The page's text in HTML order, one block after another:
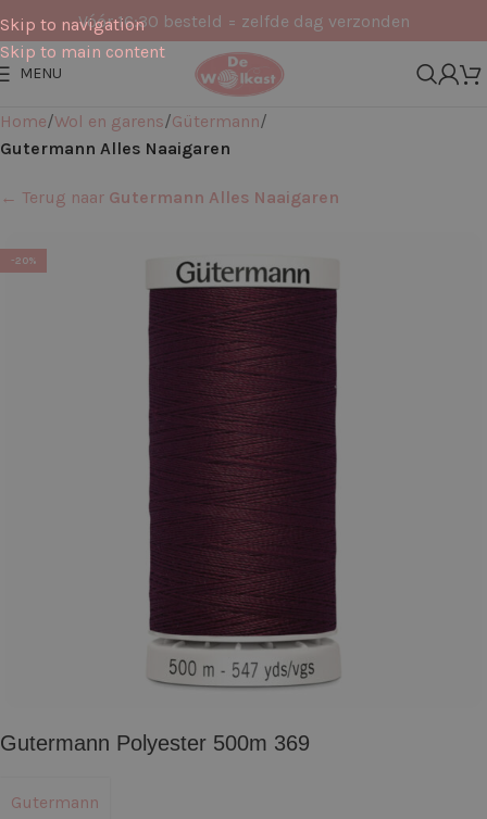
Skip to navigation
Skip to main content
Vóór 16:30 besteld = zelfde dag verzonden
MENU
Home Wol en garens Gütermann
Gutermann Alles Naaigaren
← Terug naar Gutermann Alles Naaigaren
-20%
Gutermann Polyester 500m 369
Gutermann